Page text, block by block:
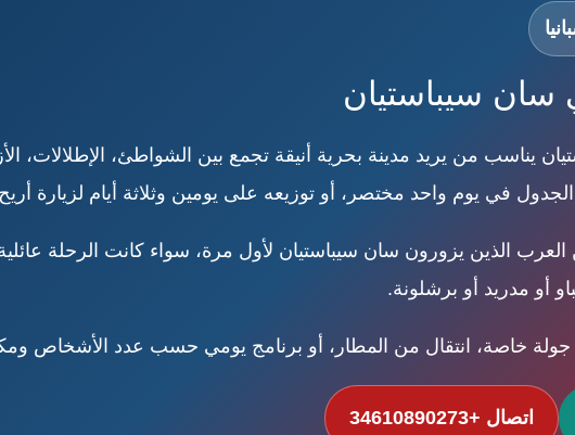
سيباستيان
من يريد مدينة بحرية أنيقة تجمع بين الشواطئ، الإطلالات،
في يوم واحد مختصر، أو توزيعه على يومين وثلاثة أيام لزيارة
العرب الذين يزورون سان سيباستيان لأول مرة، سواء كانت الرحلة
أو مدريد أو برشلونة.
خاصة، انتقال من المطار، أو برنامج يومي حسب عدد الأشخاص
اتصال +34610890273